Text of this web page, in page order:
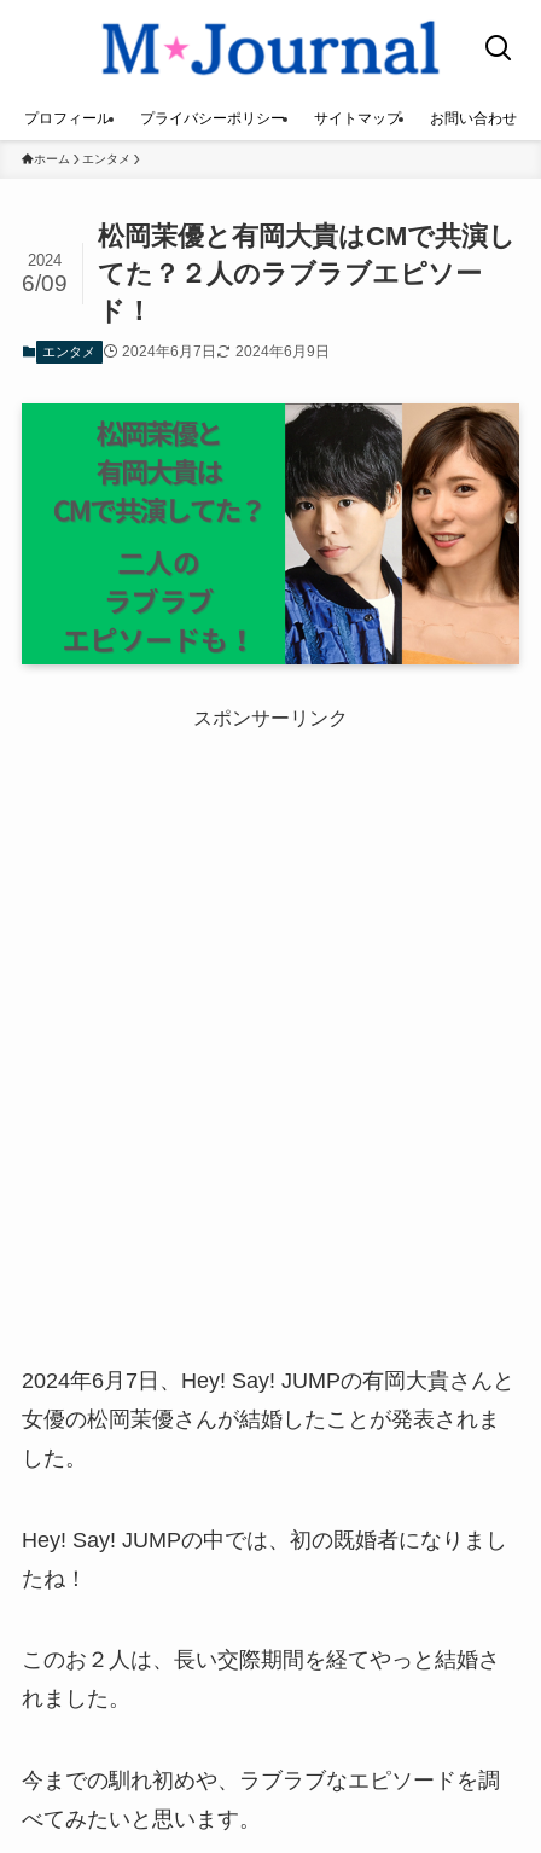
プロフィール プライバシーポリシー サイトマップ お問い合わせ
ホーム エンタメ
松岡茉優と有岡大貴はCMで共演し
てた？２人のラブラブエピソー
ド！
2024
6/09
エンタメ 2024年6月7日 2024年6月9日
スポンサーリンク
2024年6月7日、Hey! Say! JUMPの有岡大貴さんと
女優の松岡茉優さんが結婚したことが発表されま
した。
Hey! Say! JUMPの中では、初の既婚者になりまし
たね！
このお２人は、長い交際期間を経てやっと結婚さ
れました。
今までの馴れ初めや、ラブラブなエピソードを調
べてみたいと思います。